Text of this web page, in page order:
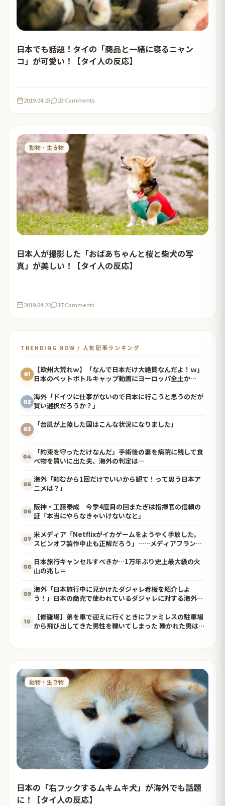
日本でも話題！タイの「商品と一緒に寝るニャン
コ」が可愛い！【タイ人の反応】
2019.04.23 23 Comments
動物・生き物
日本人が撮影した「おばあちゃんと桜と柴犬の写
真」が美しい！【タイ人の反応】
2019.04.22 17 Comments
TRENDING NOW / 人気記事ランキング
01
【欧州大荒れｗ】「なんで日本だけ大絶賛なんだよ！ｗ」
日本のペットボトルキャップ動画にヨーロッパ全土か
か！？ｗ
02
海外「ドイツに仕事がないので日本に行こうと思うのだが
賢い選択だろうか？」
03
「台風が上陸した国はこんな状況になりました」
04
「約束を守っただけなんだ」手術後の妻を病院に残して食
べ物を買いに出た夫、海外の判定は…
05
海外「頼むから1回だけでいいから観て！って思う日本ア
ニメは？」
06
阪神・工藤泰成 今季4度目の回またぎは指揮官の信頼の
証「本当にやらなきゃいけないなと」
07
米メディア「Netflixがイカゲームをようやく手放した。
スピンオフ製作中止も正解だろう」……メディアフランチ
08
日本旅行キャンセルすべきか…1万年ぶり史上最大級の火
山の兆し＝
09
海外「日本旅行中に見かけたダジャレ看板を紹介しよ
う！」日本の商売で使われているダジャレに対する海外の
10
【修羅場】弟を車で迎えに行くときにファミレスの駐車場
から飛び出してきた男性を轢いてしまった 轢かれた男は
動物・生き物
日本の「右フックするムキムキ犬」が海外でも話題
に！【タイ人の反応】